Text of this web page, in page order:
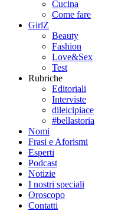
Cucina
Come fare
GirlZ
Beauty
Fashion
Love&Sex
Test
Rubriche
Editoriali
Interviste
dileicipiace
#bellastoria
Nomi
Frasi e Aforismi
Esperti
Podcast
Notizie
I nostri speciali
Oroscopo
Contatti